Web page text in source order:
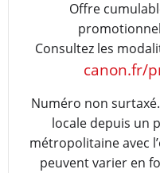
Offre
Consultez les
canon.fr/
Numéro non
locale depuis un
métropolitaine avec
peuvent varier en